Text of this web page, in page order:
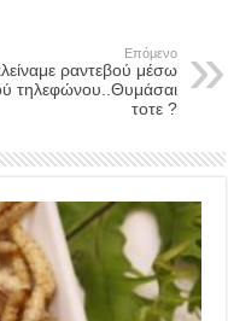
Επόμενο
ραντεβού μέσω
τηλεφώνου..Θυμάσαι
τοτε ?